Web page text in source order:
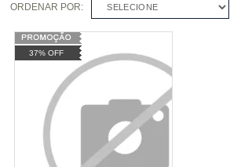
ORDENAR POR: SELECIONE
37% OFF